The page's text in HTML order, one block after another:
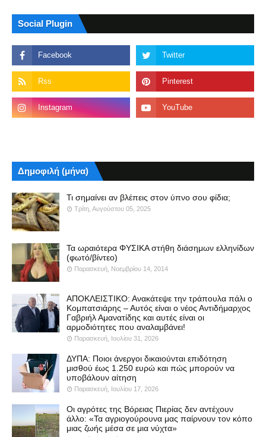
Social Plugin
Δημοφιλή (μήνα)
Τι σημαίνει αν βλέπεις στον ύπνο σου φίδια;
Τρίτη, Αυγούστου 05, 2025
Τα ωραιότερα ΦΥΣΙΚΑ στήθη διάσημων ελληνίδων
(φωτό/βίντεο)
Παρασκευή, Νοεμβρίου 14, 2014
ΑΠΟΚΛΕΙΣΤΙΚΟ: Ανακάτεψε την τράπουλα πάλι ο
Κομπατσιάρης – Αυτός είναι ο νέος Αντιδήμαρχος
Γαβριήλ Αμανατίδης και αυτές είναι οι
αρμοδιότητες που αναλαμβάνει!
Παρασκευή, Ιουλίου 31, 2026
ΔΥΠΑ: Ποιοι άνεργοι δικαιούνται επιδότηση
μισθού έως 1.250 ευρώ και πώς μπορούν να
υποβάλουν αίτηση
Παρασκευή, Ιουλίου 17, 2026
Οι αγρότες της Βόρειας Πιερίας δεν αντέχουν
άλλο: «Τα αγριογούρουνα μας παίρνουν τον κόπο
μιας ζωής μέσα σε μια νύχτα»